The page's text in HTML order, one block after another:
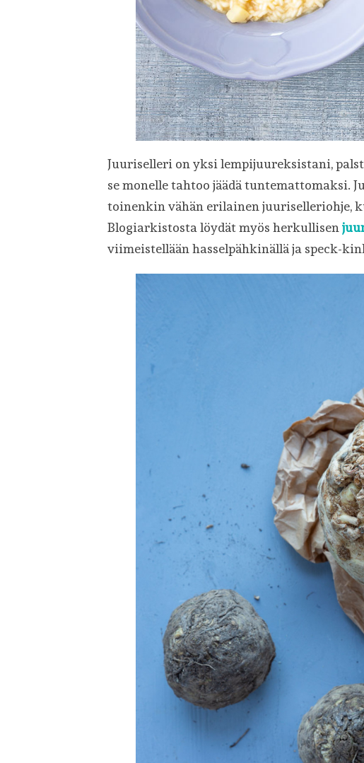
Juuriselleri on yksi lempijuureksistani,
se monelle tahtoo jäädä tuntemattomaksi.
toinenkin vähän erilainen juuriselleriohje,
Blogiarkistosta löydät myös herkullisen
viimeistellään hasselpähkinällä ja speck-